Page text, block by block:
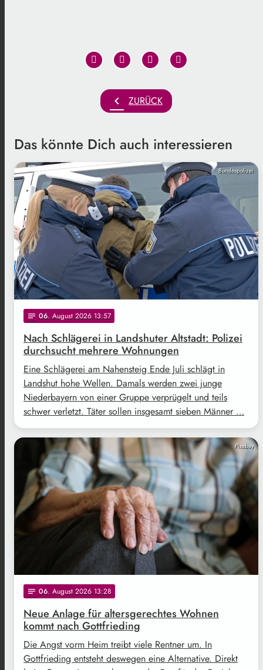
chevron_left ZURÜCK
Das könnte Dich auch interessieren
Bundespolizei
notes 06. August 2026 13:57
Nach Schlägerei in Landshuter Altstadt: Polizei
durchsucht mehrere Wohnungen
Eine Schlägerei am Nahensteig Ende Juli schlägt in
Landshut hohe Wellen. Damals werden zwei junge
Niederbayern von einer Gruppe verprügelt und teils
schwer verletzt. Täter sollen insgesamt sieben Männer …
Pixabay
notes 06. August 2026 13:28
Neue Anlage für altersgerechtes Wohnen
kommt nach Gottfrieding
Die Angst vorm Heim treibt viele Rentner um. In
Gottfrieding entsteht deswegen eine Alternative. Direkt